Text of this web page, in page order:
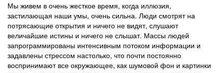
Мы живем в очень жесткое время, когда иллюзия,
застилающая наши умы, очень сильна. Люди смотрят на
потрясающие открытия и ничего не видят, слушают
величайшие истины и ничего не слышат. Массы людей
запрограммированы интенсивным потоком информации и
задавлены стрессом настолько, что почти постоянно
воспринимают все окружающее, как шумовой фон и картинки